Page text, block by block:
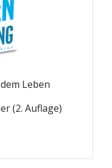
Leben
(2. Auflage)